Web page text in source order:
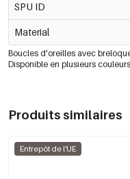
SPU ID
Material
Boucles d'oreilles avec
Disponible en plusieurs
Produits similaires
Entrepôt de l'UE